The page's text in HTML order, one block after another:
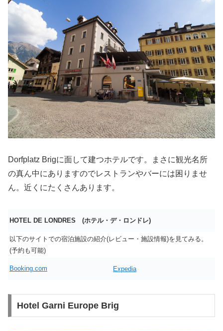
Dorfplatz Brigに面して建つホテルです。まさに観光名所
の真ん中にありますのでレストランやバーには困りませ
ん。近くにたくさんあります。
HOTEL DE LONDRES (ホテル・デ・ロンドレ)
以下のサイトでの宿泊施設の紹介(レビュー・施設情報)を見てみる。
(予約も可能)
Booking.com Expedia
Hotel Garni Europe Brig